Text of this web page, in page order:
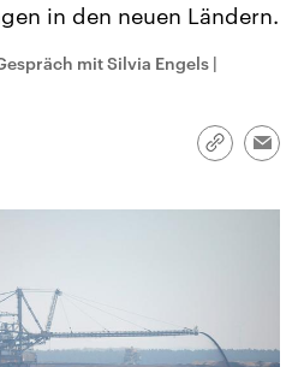
aus mit großem Einfluss auf
in den neuen Ländern.
mit Silvia Engels |
Link